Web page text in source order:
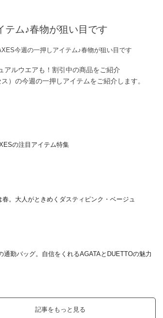
テム♪春物が狙い目です
アルウエアも！割引中の商品をご紹介
）の今週の一押しアイテムをご紹介します。
、人と差が付く「掘り出し物」アイテムで
してみませんか？
お出かけにも♪
イテムがお得になりました！
ウェットと合わせて春コーデの完成です☆
ズ編】さりげないブランドロゴを取り入れて
の注目アイテム特集
。大人がときめくダスティピンク・ベージュ
通勤バッグ。自信をくれるAGATAとDUETTOの魅力
記事をもっと見る